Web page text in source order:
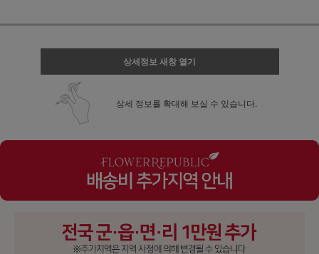
상세정보 새창 열기
상세 정보를 확대해 보실 수 있습니다.